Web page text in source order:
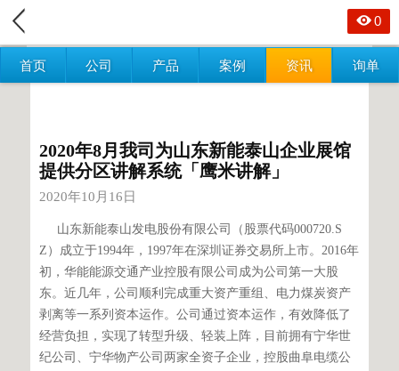
首页 公司 产品 案例 资讯 询单
0
2020年8月我司为山东新能泰山企业展馆
提供分区讲解系统「鹰米讲解」
2020年10月16日
山东新能泰山发电股份有限公司（股票代码000720.S
Z）成立于1994年，1997年在深圳证券交易所上市。2016年
初，华能能源交通产业控股有限公司成为公司第一大股
东。近几年，公司顺利完成重大资产重组、电力煤炭资产
剥离等一系列资本运作。 公司通过资本运作，有效降低了
经营负担，实现了转型升级、轻装上阵，目前拥有宁华世
纪公司、宁华物产公司两家全资子企业，控股曲阜电缆公